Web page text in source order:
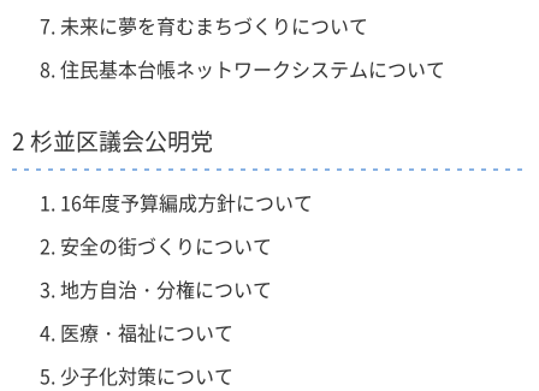
未来に夢を育むまちづくりについて
住民基本台帳ネットワークシステムについて
2 杉並区議会公明党
16年度予算編成方針について
安全の街づくりについて
地方自治・分権について
医療・福祉について
少子化対策について